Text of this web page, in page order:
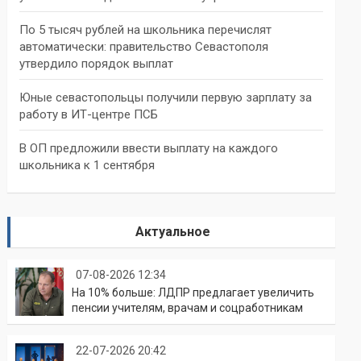
По 5 тысяч рублей на школьника перечислят
автоматически: правительство Севастополя
утвердило порядок выплат
Юные севастопольцы получили первую зарплату за
работу в ИТ-центре ПСБ
В ОП предложили ввести выплату на каждого
школьника к 1 сентября
Актуальное
07-08-2026 12:34
На 10% больше: ЛДПР предлагает увеличить
пенсии учителям, врачам и соцработникам
22-07-2026 20:42